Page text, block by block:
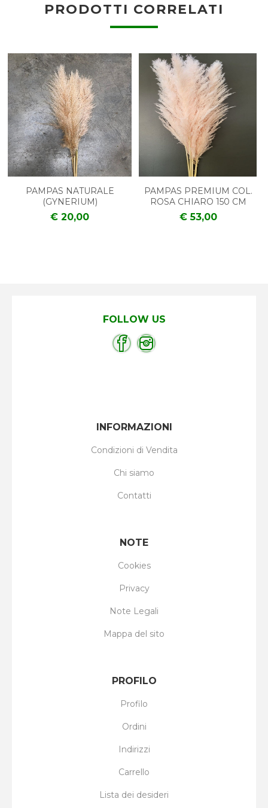
PRODOTTI CORRELATI
PAMPAS NATURALE
(GYNERIUM)
€ 20,00
PAMPAS PREMIUM COL.
ROSA CHIARO 150 CM
€ 53,00
FOLLOW US
INFORMAZIONI
Condizioni di Vendita
Chi siamo
Contatti
NOTE
Cookies
Privacy
Note Legali
Mappa del sito
PROFILO
Profilo
Ordini
Indirizzi
Carrello
Lista dei desideri